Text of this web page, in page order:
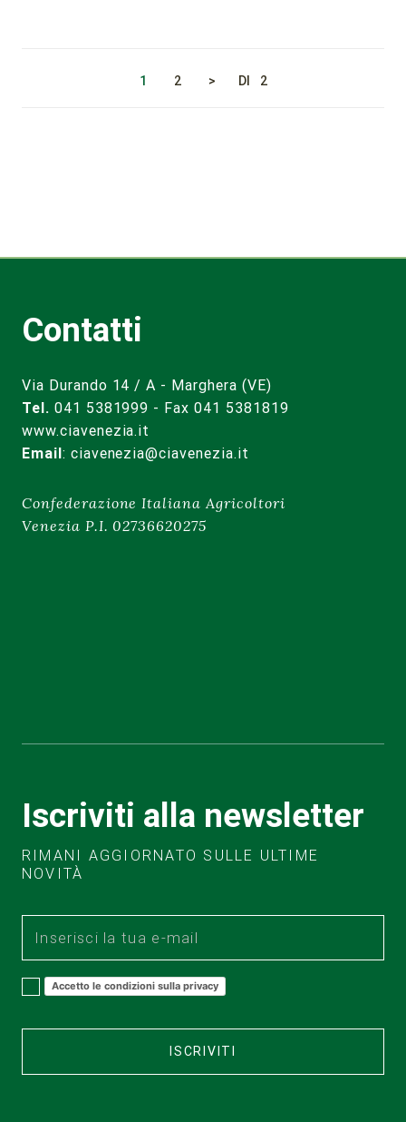
1 2 > DI 2
Contatti
Via Durando 14 / A - Marghera (VE)
Tel. 041 5381999 - Fax 041 5381819
www.ciavenezia.it
Email: ciavenezia@ciavenezia.it
Confederazione Italiana Agricoltori
Venezia P.I. 02736620275
Iscriviti alla newsletter
RIMANI AGGIORNATO SULLE ULTIME
NOVITÀ
Accetto le condizioni sulla privacy
ISCRIVITI